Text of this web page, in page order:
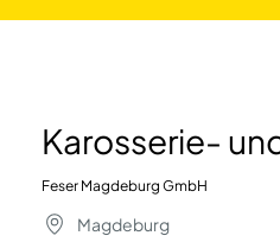
Karosserie-
Feser Magdeburg GmbH
Magdeburg